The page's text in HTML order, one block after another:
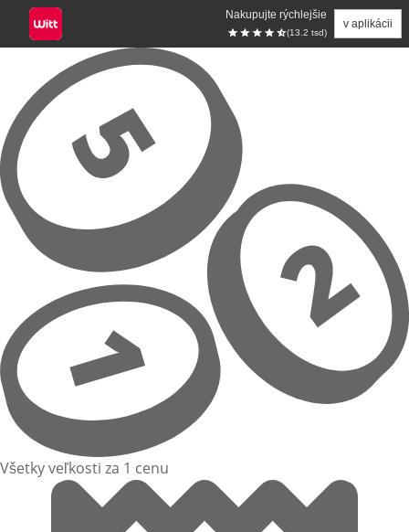
Nakupujte rýchlejšie
(13.2 tsd)
v aplikácii
Prejsť na hlavný obsah
Všetky veľkosti za 1 cenu